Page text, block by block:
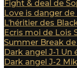
Fight & deal de
Love is danger
L’héritier des
Ecris moi de Lois
Summer Break
Dark angel J-1
Dark angel J-2